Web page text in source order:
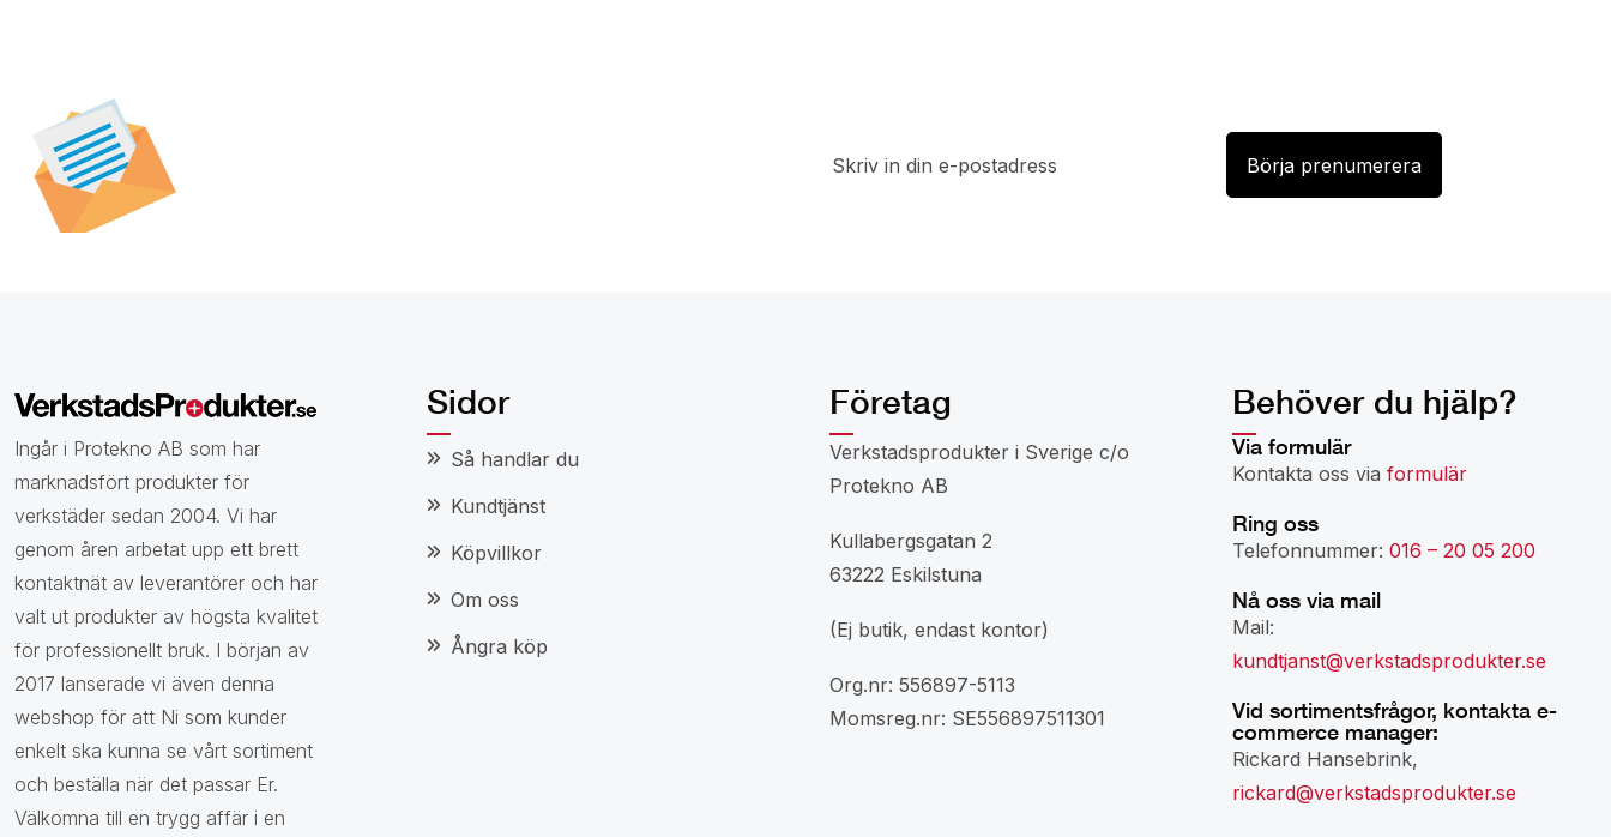
Ingår i Protekno AB som har
marknadsfört produkter för
verkstäder sedan 2004. Vi har
genom åren arbetat upp ett brett
kontaktnät av leverantörer och har
valt ut produkter av högsta kvalitet
för professionellt bruk. I början av
2017 lanserade vi även denna
webshop för att Ni som kunder
enkelt ska kunna se vårt sortiment
och beställa när det passar Er.
Välkomna till en trygg affär i en
Sidor
Så handlar du
Kundtjänst
Köpvillkor
Om oss
Ångra köp
Företag
Verkstadsprodukter i Sverige c/o
Protekno AB
Kullabergsgatan 2
63222 Eskilstuna
(Ej butik, endast kontor)
Org.nr: 556897-5113
Momsreg.nr: SE556897511301
Behöver du hjälp?
Via formulär
Kontakta oss via formulär
Ring oss
Telefonnummer: 016 – 20 05 200
Nå oss via mail
Mail:
kundtjanst@verkstadsprodukter.se
Vid sortimentsfrågor, kontakta e-
commerce manager:
Rickard Hansebrink,
rickard@verkstadsprodukter.se